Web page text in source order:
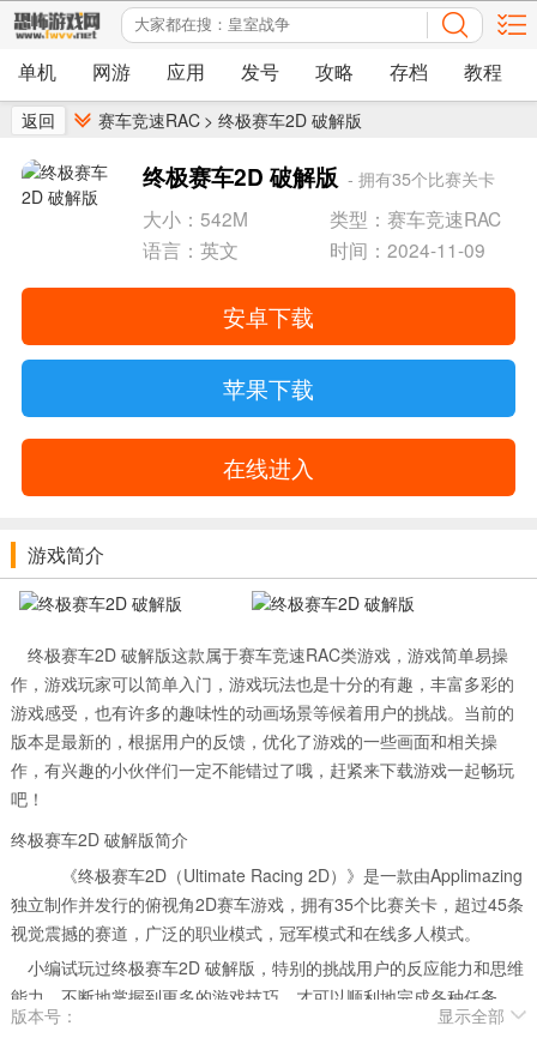
单机 网游 应用 发号 攻略 存档 教程
返回 赛车竞速RAC > 终极赛车2D 破解版
终极赛车2D 破解版 - 拥有35个比赛关卡
大小：542M
类型：赛车竞速RAC
语言：英文
时间：2024-11-09
安卓下载
苹果下载
在线进入
游戏简介
终极赛车2D 破解版这款属于赛车竞速RAC类游戏，游戏简单易操
作，游戏玩家可以简单入门，游戏玩法也是十分的有趣，丰富多彩的
游戏感受，也有许多的趣味性的动画场景等候着用户的挑战。当前的
版本是最新的，根据用户的反馈，优化了游戏的一些画面和相关操
作，有兴趣的小伙伴们一定不能错过了哦，赶紧来下载游戏一起畅玩
吧！
终极赛车2D 破解版简介
《终极赛车2D（Ultimate Racing 2D）》是一款由Applimazing
独立制作并发行的俯视角2D赛车游戏，拥有35个比赛关卡，超过45条
视觉震撼的赛道，广泛的职业模式，冠军模式和在线多人模式。
小编试玩过终极赛车2D 破解版，特别的挑战用户的反应能力和思维
能力，不断地掌握到更多的游戏技巧，才可以顺利地完成各种任务，
关卡的挑战非常的多，玩家可以享受到丰富多样的游戏操作，体验到
版本号： 显示全部